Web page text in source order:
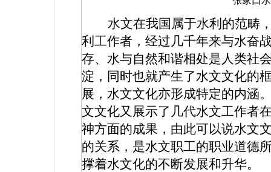
水文在我国属于水利的范畴
利工作者，经过几千年来与水奋
存、水与自然和谐相处是人类社
淀，同时也就产生了水文文化的
展，水文文化亦形成特定的内涵
文文化又展示了几代水文工作者
神方面的成果，由此可以说水文
的关系，是水文职工的职业道德
撑着水文化的不断发展和升华。